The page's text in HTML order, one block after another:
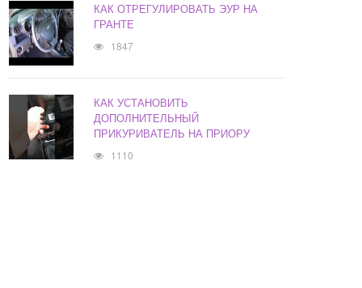
КАК ОТРЕГУЛИРОВАТЬ ЭУР НА
ГРАНТЕ
1847
КАК УСТАНОВИТЬ
ДОПОЛНИТЕЛЬНЫЙ
ПРИКУРИВАТЕЛЬ НА ПРИОРУ
1110